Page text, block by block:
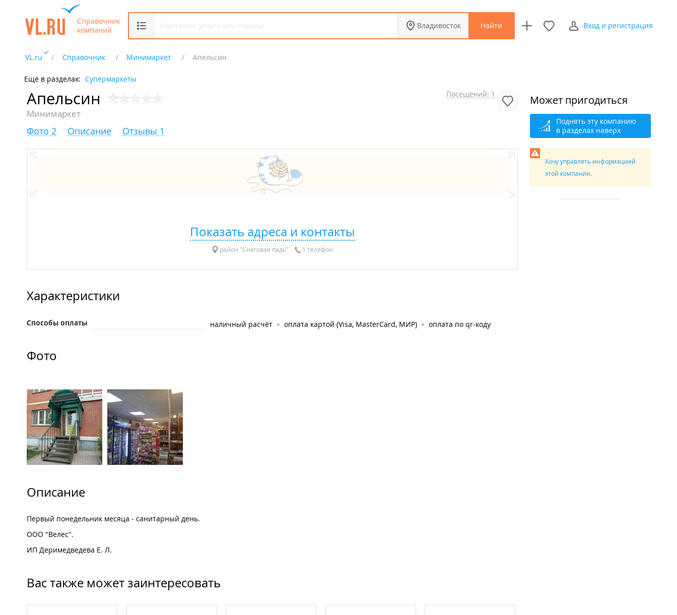
Справочник
компаний
Владивосток Найти Вход и регистрация
VL.ru Справочник Минимаркет Апельсин
Ещё в разделах: Супермаркеты
Апельсин
Минимаркет
Посещений: 1
Фото 2 Описание Отзывы 1
Показать адреса и контакты
район "Снеговая падь" 1 телефон
Характеристики
Способы оплаты наличный расчёт оплата картой (Visa, MasterCard, МИР) оплата по qr-коду
Фото
Описание
Первый понедельник месяца - санитарный день.
ООО "Велес".
ИП Деримедведева Е. Л.
Вас также может заинтересовать
Может пригодиться
Поднять эту компанию
в разделах наверх
Хочу управлять информацией
этой компании.